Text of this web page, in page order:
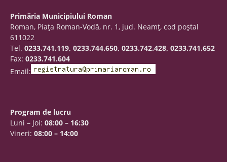
Primăria Municipiului Roman
Roman, Piaţa Roman-Vodă, nr. 1, jud. Neamţ, cod poştal
611022
Tel. 0233.741.119, 0233.744.650, 0233.742.428, 0233.741.652
Fax: 0233.741.604
Email:
Program de lucru
Luni – Joi: 08:00 – 16:30
Vineri: 08:00 – 14:00